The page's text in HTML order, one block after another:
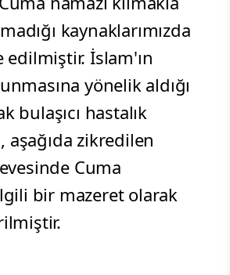
kaynaklarımızda
edilmiştir. İslam'ın
yönelik aldığı
bulaşıcı hastalık
zikredilen
Cuma
bir mazeret olarak